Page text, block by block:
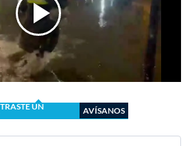
UN
AVÍSANOS